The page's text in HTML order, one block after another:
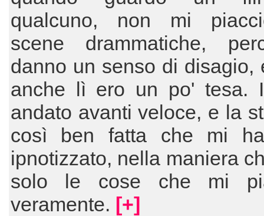
qualcuno, non mi
scene drammatiche,
danno un senso di disagio,
anche lì ero un po' tesa.
andato avanti veloce, e la
così ben fatta che mi
ipnotizzato, nella maniera
solo le cose che mi
veramente. [+]